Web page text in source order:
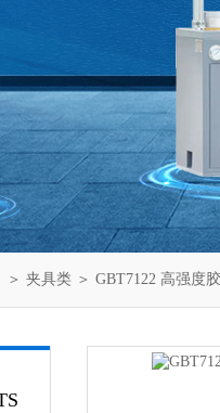
＞ 夹具类 ＞ GBT7122 高强度